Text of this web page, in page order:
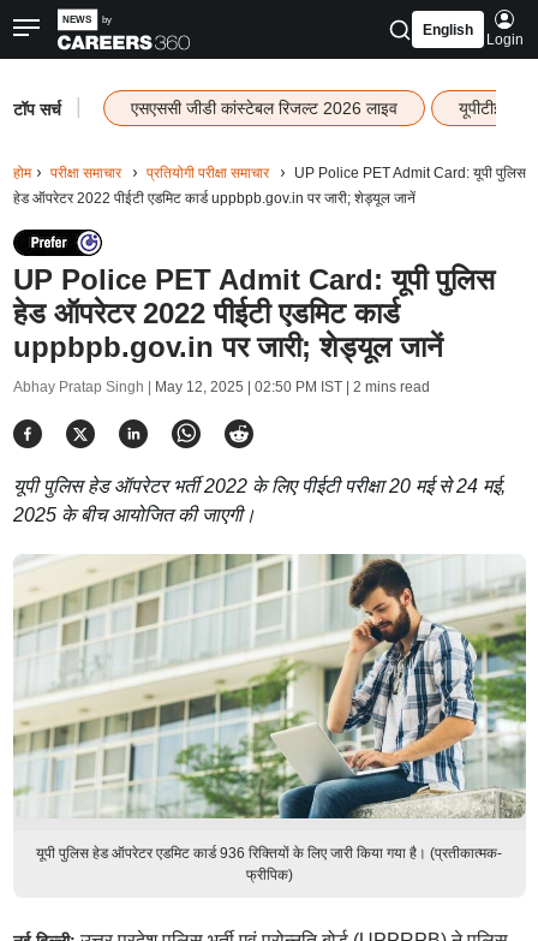
English
Login
टॉप सर्च एसएससी जीडी कांस्टेबल रिजल्ट 2026 लाइव यूपीटीईटी
होम परीक्षा समाचार प्रतियोगी परीक्षा समाचार
UP Police PET Admit Card: यूपी पुलिस
हेड ऑपरेटर 2022 पीईटी एडमिट कार्ड uppbpb.gov.in पर जारी; शेड्यूल जानें
UP Police PET Admit Card: यूपी पुलिस
हेड ऑपरेटर 2022 पीईटी एडमिट कार्ड
uppbpb.gov.in पर जारी; शेड्यूल जानें
Abhay Pratap Singh | May 12, 2025 | 02:50 PM IST| 2 mins read
यूपी पुलिस हेड ऑपरेटर भर्ती 2022 के लिए पीईटी परीक्षा 20 मई से 24 मई,
2025 के बीच आयोजित की जाएगी।
यूपी पुलिस हेड ऑपरेटर एडमिट कार्ड 936 रिक्तियों के लिए जारी किया गया है। (प्रतीकात्मक-
फ्रीपिक)